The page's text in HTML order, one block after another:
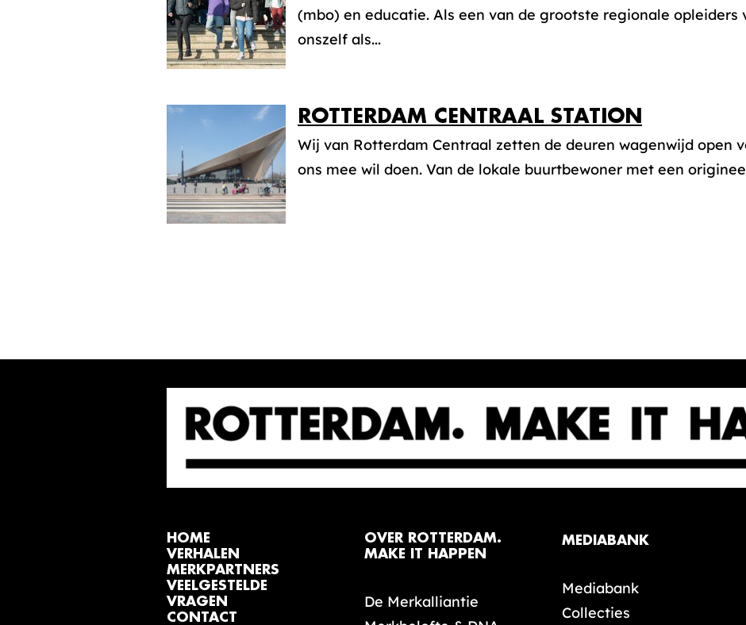
(mbo) en educatie. Als een van de grootste regionale opleiders
onszelf als...
ROTTERDAM CENTRAAL STATION
Wij van Rotterdam Centraal zetten de deuren wagenwijd open
ons mee wil doen. Van de lokale buurtbewoner met een
HOME
VERHALEN
MERKPARTNERS
VEELGESTELDE
VRAGEN
CONTACT
OVER ROTTERDAM.
MAKE IT HAPPEN
De Merkalliantie
MEDIABANK
Mediabank
Collecties